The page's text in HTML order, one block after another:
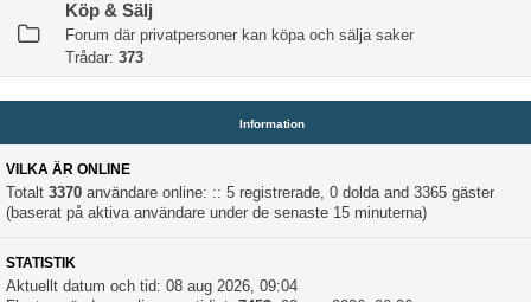
Köp & Sälj
Forum där privatpersoner kan köpa och sälja saker
Trådar: 373
Information
VILKA ÄR ONLINE
Totalt 3370 användare online: :: 5 registrerade, 0 dolda and 3365 gäster
(baserat på aktiva användare under de senaste 15 minuterna)
STATISTIK
Aktuellt datum och tid: 08 aug 2026, 09:04